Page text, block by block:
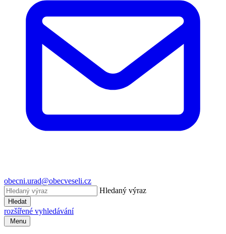
obecni.urad@obecveseli.cz
Hledaný výraz
Hledat
rozšířené vyhledávání
Menu